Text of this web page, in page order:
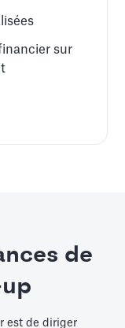
sur
de
est de diriger